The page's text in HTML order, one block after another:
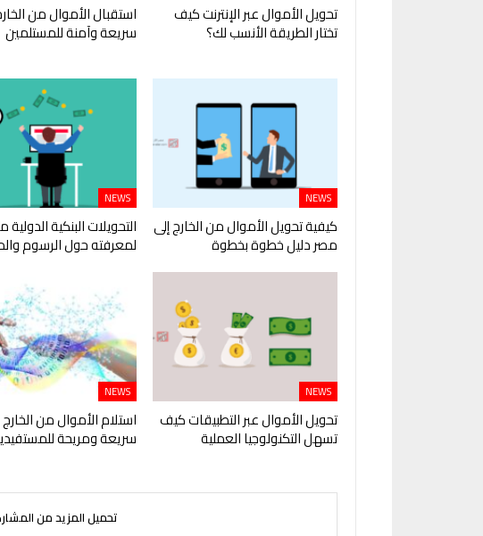
تحويل الأموال عبر الإنترنت كيف
تختار الطريقة الأنسب لك؟
استقبال الأموال من
سريعة وآمنة للمستلمين
NEWS
كيفية تحويل الأموال من الخارج إلى
مصر دليل خطوة بخطوة
NEWS
التحويلات البنكية الدولية
لمعرفته حول الرسوم
NEWS
تحويل الأموال عبر التطبيقات كيف
تسهل التكنولوجيا العملية
NEWS
استلام الأموال من
سريعة ومريحة
تحميل المزيد من